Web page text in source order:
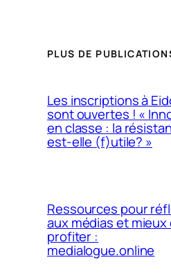
PLUS DE
Les inscriptions à
sont ouvertes ! «
en classe : la
est-elle (f)utile? »
Ressources pour
aux médias et mieux
profiter :
medialogue.online